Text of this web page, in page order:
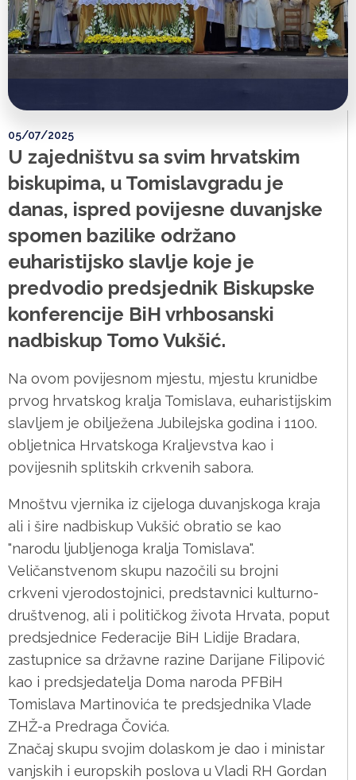
05/07/2025
U zajedništvu sa svim hrvatskim
biskupima, u Tomislavgradu je
danas, ispred povijesne duvanjske
spomen bazilike održano
euharistijsko slavlje koje je
predvodio predsjednik Biskupske
konferencije BiH vrhbosanski
nadbiskup Tomo Vukšić.
Na ovom povijesnom mjestu, mjestu krunidbe
prvog hrvatskog kralja Tomislava, euharistijskim
slavljem je obilježena Jubilejska godina i 1100.
obljetnica Hrvatskoga Kraljevstva kao i
povijesnih splitskih crkvenih sabora.
Mnoštvu vjernika iz cijeloga duvanjskoga kraja
ali i šire nadbiskup Vukšić obratio se kao
"narodu ljubljenoga kralja Tomislava".
Veličanstvenom skupu nazočili su brojni
crkveni vjerodostojnici, predstavnici kulturno-
društvenog, ali i političkog života Hrvata, poput
predsjednice Federacije BiH Lidije Bradara,
zastupnice sa državne razine Darijane Filipović
kao i predsjedatelja Doma naroda PFBiH
Tomislava Martinovića te predsjednika Vlade
ZHŽ-a Predraga Čovića.
Značaj skupu svojim dolaskom je dao i ministar
vanjskih i europskih poslova u Vladi RH Gordan